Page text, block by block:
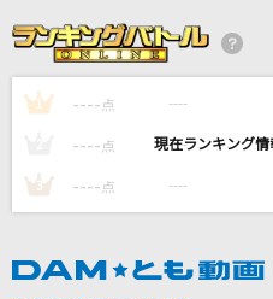
中村裕介
闇を越えて
ワガママで誤魔化さないで
1 ---- 点 ----
---- 点 ----
3 ---- 点 ----